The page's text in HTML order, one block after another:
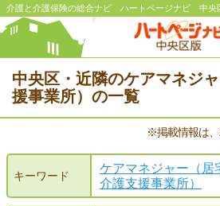
介護と介護保険の総合ナビ ハートページナビ 中央
中央区・近隣のケアマネジ
援事業所）の一覧
※掲載情報は、
キーワード
ケアマネジャー（居
介護支援事業所）